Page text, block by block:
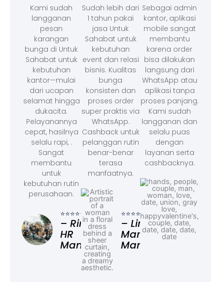
Kami sudah
langganan
pesan
karangan
bunga di Untuk
Sahabat untuk
kebutuhan
kantor—mulai
dari ucapan
selamat hingga
dukacita.
Pelayanannya
cepat, hasilnya
selalu rapi, .
Sangat
membantu
untuk
kebutuhan rutin
perusahaan.
⭐⭐⭐⭐⭐
– Rina,
HR
Manager
Sudah lebih dari
1 tahun pakai
jasa Untuk
Sahabat untuk
kebutuhan
event dan relasi
bisnis. Kualitas
bunga
konsisten dan
proses order
super praktis via
WhatsApp.
Cashback untuk
pelanggan rutin
benar-benar
terasa
manfaatnya.
⭐⭐⭐⭐⭐
– Linda,
Marketing
Manager
Sebagai admin
kantor, aplikasi
mobile sangat
membantu
karena order
bisa dilakukan
langsung dari
WhatsApp atau
aplikasi tanpa
proses panjang.
Kami sudah
langganan dan
selalu puas
dengan
layanan serta
cashbacknya.